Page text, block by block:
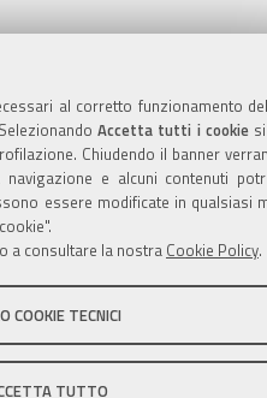
al corretto funzionamento
Accetta tutti i cookiesi
Chiudendo il banner
e alcuni contenuti
essere modificate in qualsiasi
a consultare la nostra Cookie Policy.
COOKIE TECNICI
TUTTO